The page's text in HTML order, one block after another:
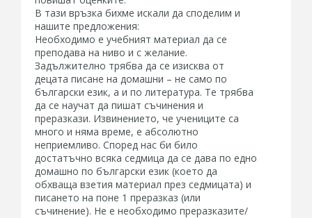
В тази връзка бихме искали да споделим и
нашите предложения:
Необходимо е учебният материал да се
преподава на ниво и с желание.
Задължително трябва да се изисква от
децата писане на домашни – не само по
български език, а и по литература. Те трябва
да се научат да пишат съчинения и
преразкази. Извинението, че учениците са
много и няма време, е абсолютно
неприемливо. Според нас би било
достатъчно всяка седмица да се дава по едно
домашно по български език (което да
обхваща взетия материал през седмицата) и
писането на поне 1 преразказ (или
съчинение). Не е необходимо преразказите/